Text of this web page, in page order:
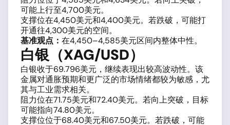
可能上行至4,700美元。
支撑位在4,450美元和4,400美元。若跌破，可能打
开通往4,300美元的空间。
基准观点： 在4,450–4,585美元区间内整体中性。
白银（XAG/USD）
白银收于69.796美元，继续表现出较高波动性。该
金属对通胀预期和更广泛的市场情绪都较为敏感，尤
其与工业需求相关。
阻力位在71.75美元和72.40美元。若向上突破，目标
可能指向74.80美元。
支撑位位于68.40美元和67.50美元。若跌破，可能